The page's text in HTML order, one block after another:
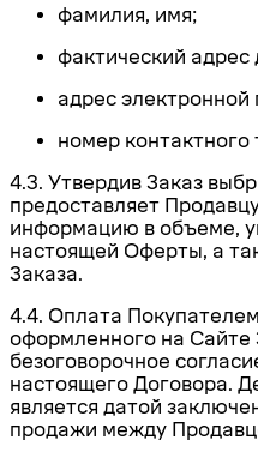
фамилия, имя;
фактический адрес
адрес электронной
номер контактного
4.3. Утвердив Заказ
предоставляет
информацию в объеме,
настоящей Оферты, а
Заказа.
4.4. Оплата
оформленного на Сайте
безоговорочное
настоящего Договора.
является датой
продажи между